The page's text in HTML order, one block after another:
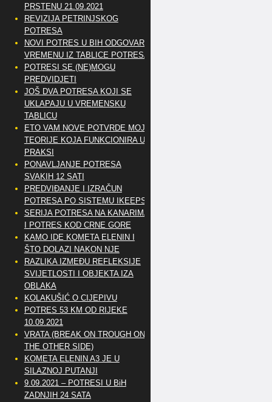
PRSTENU 21.09.2021
REVIZIJA PETRINJSKOG
POTRESA
NOVI POTRES U BIH ODGOVARA
VREMENU IZ TABLICE POTRESA
POTRESI SE (NE)MOGU
PREDVIDJETI
JOŠ DVA POTRESA KOJI SE
UKLAPAJU U VREMENSKU
TABLICU
ETO VAM NOVE POTVRDE MOJE
TEORIJE KOJA FUNKCIONIRA U
PRAKSI
PONAVLJANJE POTRESA
SVAKIH 12 SATI
PREDVIĐANJE I IZRAČUN
POTRESA PO SISTEMU IKEEPS
SERIJA POTRESA NA KANARIMA
I POTRES KOD CRNE GORE
KAMO IDE KOMETA ELENIN I
ŠTO DOLAZI NAKON NJE
RAZLIKA IZMEĐU REFLEKSIJE
SVIJETLOSTI I OBJEKTA IZA
OBLAKA
KOLAKUŠIĆ O CIJEPIVU
POTRES 53 KM OD RIJEKE
10.09.2021
VRATA (BREAK ON TROUGH ON
THE OTHER SIDE)
KOMETA ELENIN A3 JE U
SILAZNOJ PUTANJI
9.09.2021 – POTRESI U BiH
ZADNJIH 24 SATA